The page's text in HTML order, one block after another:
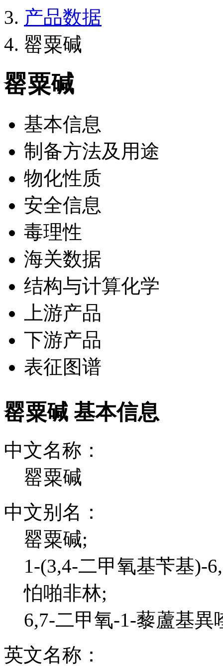
产品数据
罂粟碱
罂粟碱
基本信息
制备方法及用途
物化性质
安全信息
毒理性
海关数据
结构与计算化学
上游产品
下游产品
表征图谱
罂粟碱 基本信息
中文名称：
罂粟碱
中文别名：
罂粟碱;
1-(3,4-二甲氧基苄基)-
怕啪非林;
6,7-二甲氧-1-藜蘆基
英文名称：